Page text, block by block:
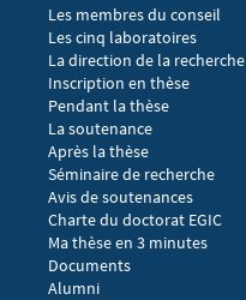
Menu footer EGIC 1
Les membres du conseil
Les cinq laboratoires
La direction de la recherche
Menu footer EGIC 2
Inscription en thèse
Pendant la thèse
La soutenance
Après la thèse
Menu footer EGIC 3
Séminaire de recherche
Avis de soutenances
Charte du doctorat EGIC
Ma thèse en 3 minutes
Menu footer EGIC 4
Documents
Alumni